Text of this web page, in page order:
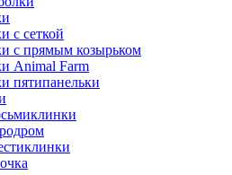
с сеткой
с прямым козырьком
Animal Farm
пятипанельки